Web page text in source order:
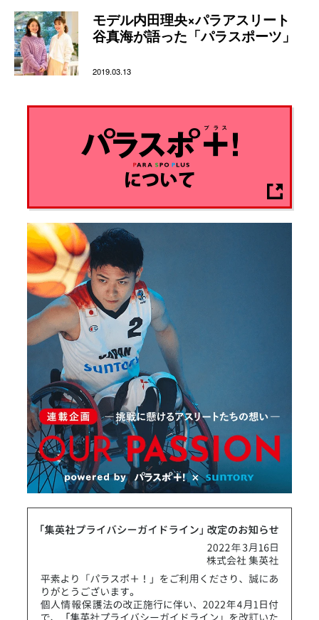
モデル内田理央×パラアスリート
谷真海が語った「パラスポーツ」
2019.03.13